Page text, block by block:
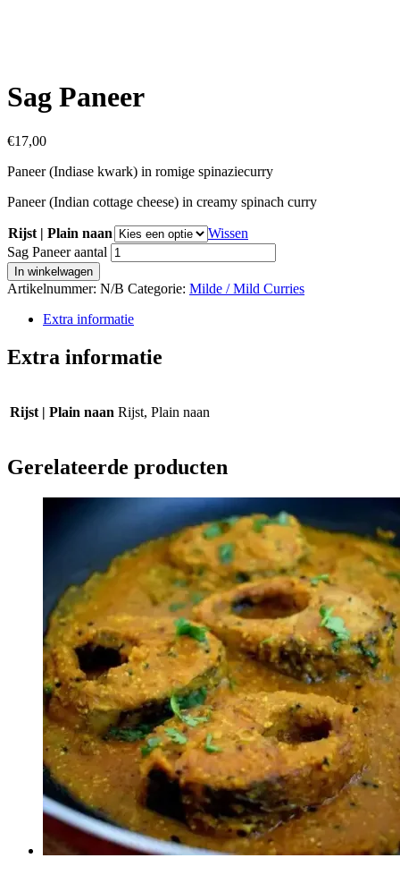
Sag Paneer
€17,00
Paneer (Indiase kwark) in romige spinaziecurry
Paneer (Indian cottage cheese) in creamy spinach curry
Rijst | Plain naan
Wissen
Sag Paneer aantal
In winkelwagen
Artikelnummer: N/B Categorie: Milde / Mild Curries
Extra informatie
Extra informatie
Rijst | Plain naan Rijst, Plain naan
Gerelateerde producten